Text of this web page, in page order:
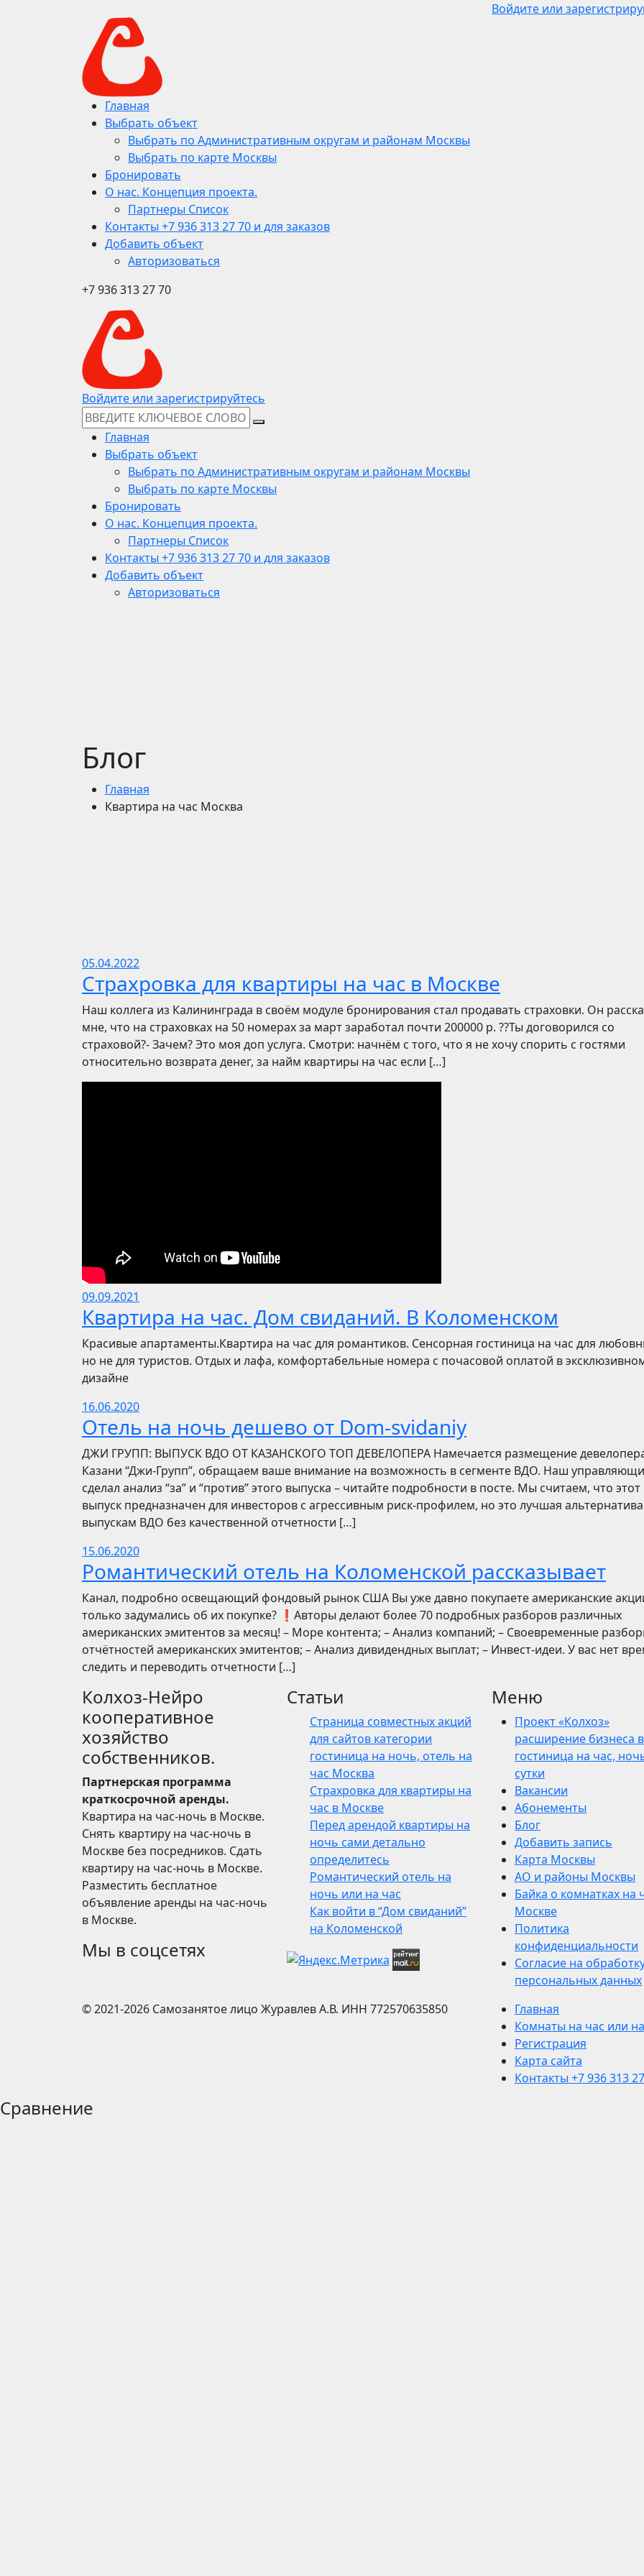
Войдите или
Главная
Выбрать объект
Выбрать по Административным округам и районам Москвы
Выбрать по карте Москвы
Бронировать
О нас. Концепция проекта.
Партнеры Список
Контакты +7 936 313 27 70 и для заказов
Добавить объект
Авторизоваться
+7 936 313 27 70
Войдите или зарегистрируйтесь
Главная
Выбрать объект
Выбрать по Административным округам и районам Москвы
Выбрать по карте Москвы
Бронировать
О нас. Концепция проекта.
Партнеры Список
Контакты +7 936 313 27 70 и для заказов
Добавить объект
Авторизоваться
Блог
Главная
Квартира на час Москва
05.04.2022
Страхровка для квартиры на час в Москве
Наш коллега из Калининграда в своём модуле бронирования стал продавать страховки. Он
мне, что на страховках на 50 номерах за март заработал почти 200000 р. ??Ты договорился со
страховой?- Зачем? Это моя доп услуга. Смотри: начнём с того, что я не хочу спорить с гостями
относительно возврата денег, за найм квартиры на час если […]
09.09.2021
Квартира на час. Дом свиданий. В Коломенском
Красивые апартаменты.Квартира на час для романтиков. Сенсорная гостиница на час для
но не для туристов. Отдых и лафа, комфортабельные номера с почасовой оплатой в
дизайне
16.06.2020
Отель на ночь дешево от Dom-svidaniy
​​ДЖИ ГРУПП: ВЫПУСК ВДО ОТ КАЗАНСКОГО ТОП ДЕВЕЛОПЕРА Намечается размещение
Казани “Джи-Групп”, обращаем ваше внимание на возможность в сегменте ВДО. Наш
сделал анализ “за” и “против” этого выпуска – читайте подробности в посте. Мы считаем, что этот
выпуск предназначен для инвесторов с агрессивным риск-профилем, но это лучшая альтернатива
выпускам ВДО без качественной отчетности […]
15.06.2020
Романтический отель на Коломенской рассказывает
​​Канал, подробно освещающий фондовый рынок США Вы уже давно покупаете американские
только задумались об их покупке? ❗️Авторы делают более 70 подробных разборов различных
американских эмитентов за месяц! – Море контента; – Анализ компаний; – Своевременные
отчётностей американских эмитентов; – Анализ дивидендных выплат; – Инвест-идеи. У вас нет
следить и переводить отчетности […]
Колхоз-Нейро
кооперативное
хозяйство
собственников.
Партнерская программа
краткосрочной аренды.
Квартира на час-ночь в Москве.
Снять квартиру на час-ночь в
Москве без посредников. Сдать
квартиру на час-ночь в Москве.
Разместить бесплатное
объявление аренды на час-ночь
в Москве.
Мы в соцсетях
Статьи
Страница совместных акций
для сайтов категории
гостиница на ночь, отель на
час Москва
Страхровка для квартиры на
час в Москве
Перед арендой квартиры на
ночь сами детально
определитесь
Романтический отель на
ночь или на час
Как войти в “Дом свиданий”
на Коломенской
Меню
Проект «Колхоз»
расширение бизнеса
гостиница на час,
сутки
Вакансии
Абонементы
Блог
Добавить запись
Карта Москвы
АО и районы Москвы
Байка о комнатках на
Москве
Политика
конфиденциальности
Согласие на
персональных данных
© 2021-2026 Самозанятое лицо Журавлев А.В. ИНН 772570635850
Главная
Комнаты на час или
Регистрация
Карта сайта
Контакты +7 936 313
Сравнение